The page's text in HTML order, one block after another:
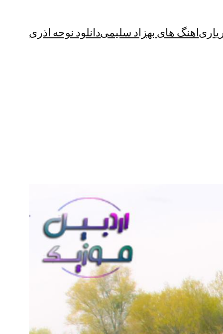
اهنگ های بهزاد سلیمیدانلود نوحه اذری